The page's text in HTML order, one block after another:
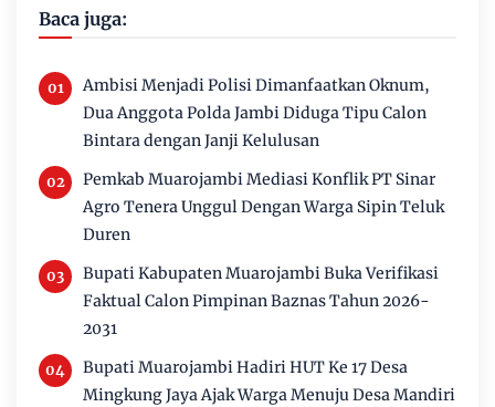
Baca juga:
Ambisi Menjadi Polisi Dimanfaatkan Oknum,
Dua Anggota Polda Jambi Diduga Tipu Calon
Bintara dengan Janji Kelulusan
Pemkab Muarojambi Mediasi Konflik PT Sinar
Agro Tenera Unggul Dengan Warga Sipin Teluk
Duren
Bupati Kabupaten Muarojambi Buka Verifikasi
Faktual Calon Pimpinan Baznas Tahun 2026-
2031
Bupati Muarojambi Hadiri HUT Ke 17 Desa
Mingkung Jaya Ajak Warga Menuju Desa Mandiri